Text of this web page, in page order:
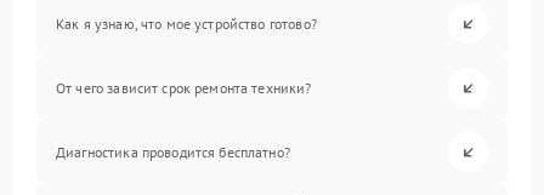
Как я узнаю, что мое устройство готово?
От чего зависит срок ремонта техники?
Диагностика проводится бесплатно?